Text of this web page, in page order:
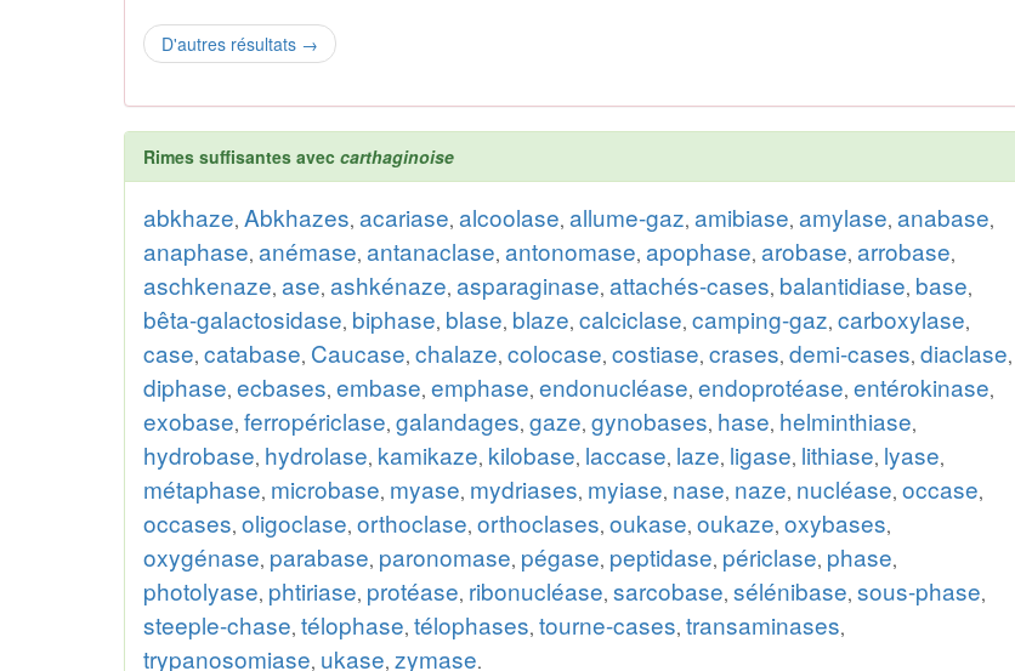
D'autres résultats →
Rimes suffisantes avec carthaginoise
abkhaze, Abkhazes, acariase, alcoolase, allume-gaz, amibiase, amylase, anabase,
anaphase, anémase, antanaclase, antonomase, apophase, arobase, arrobase,
aschkenaze, ase, ashkénaze, asparaginase, attachés-cases, balantidiase, base,
bêta-galactosidase, biphase, blase, blaze, calciclase, camping-gaz, carboxylase,
case, catabase, Caucase, chalaze, colocase, costiase, crases, demi-cases, diaclase,
diphase, ecbases, embase, emphase, endonucléase, endoprotéase, entérokinase,
exobase, ferropériclase, galandages, gaze, gynobases, hase, helminthiase,
hydrobase, hydrolase, kamikaze, kilobase, laccase, laze, ligase, lithiase, lyase,
métaphase, microbase, myase, mydriases, myiase, nase, naze, nucléase, occase,
occases, oligoclase, orthoclase, orthoclases, oukase, oukaze, oxybases,
oxygénase, parabase, paronomase, pégase, peptidase, périclase, phase,
photolyase, phtiriase, protéase, ribonucléase, sarcobase, sélénibase, sous-phase,
steeple-chase, télophase, télophases, tourne-cases, transaminases,
trypanosomiase, ukase, zymase.